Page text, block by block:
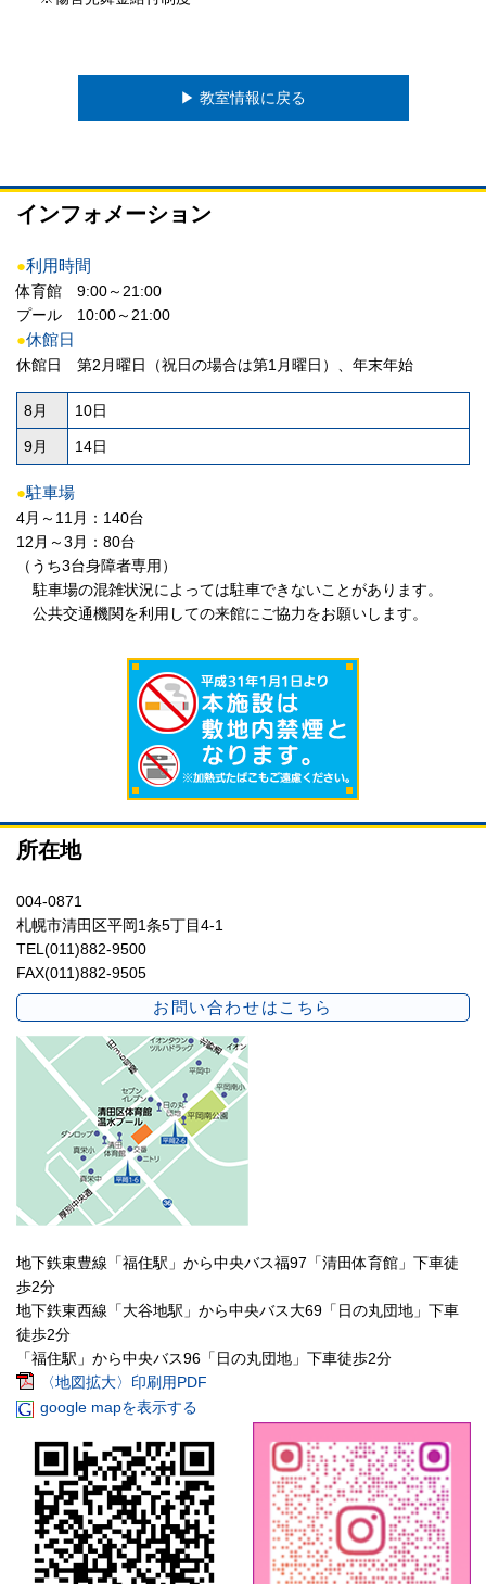
▶︎ 教室情報に戻る
インフォメーション
●利用時間
体育館 9:00～21:00
プール 10:00～21:00
●休館日
休館日 第2月曜日（祝日の場合は第1月曜日）、年末年始
8月 10日
9月 14日
●駐車場
4月～11月：140台
12月～3月：80台
（うち3台身障者専用）
駐車場の混雑状況によっては駐車できないことがあります。
公共交通機関を利用しての来館にご協力をお願いします。
所在地
004-0871
札幌市清田区平岡1条5丁目4-1
TEL(011)882-9500
FAX(011)882-9505
お問い合わせはこちら
地下鉄東豊線「福住駅」から中央バス福97「清田体育館」下車徒
歩2分
地下鉄東西線「大谷地駅」から中央バス大69「日の丸団地」下車
徒歩2分
「福住駅」から中央バス96「日の丸団地」下車徒歩2分
〈地図拡大〉印刷用PDF
google mapを表示する